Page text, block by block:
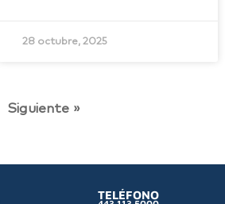
28 octubre, 2025
Siguiente »
TELÉFONO